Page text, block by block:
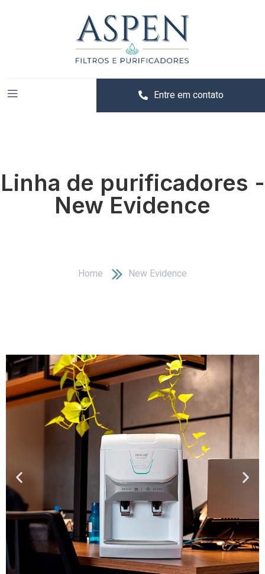
Entre em contato
Linha de purificadores -
New Evidence
Home New Evidence